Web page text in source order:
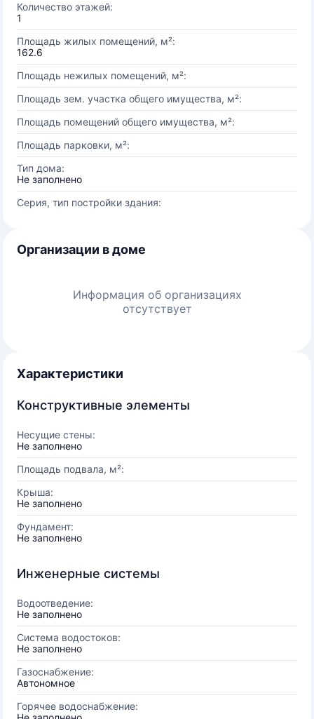
Количество этажей:
1
Площадь жилых помещений, м²:
162.6
Площадь нежилых помещений, м²:
Площадь зем. участка общего имущества, м²:
Площадь помещений общего имущества, м²:
Площадь парковки, м²:
Тип дома:
Не заполнено
Серия, тип постройки здания:
Организации в доме
Информация об организациях
отсутствует
Характеристики
Конструктивные элементы
Несущие стены:
Не заполнено
Площадь подвала, м²:
Крыша:
Не заполнено
Фундамент:
Не заполнено
Инженерные системы
Водоотведение:
Не заполнено
Система водостоков:
Не заполнено
Газоснабжение:
Автономное
Горячее водоснабжение: